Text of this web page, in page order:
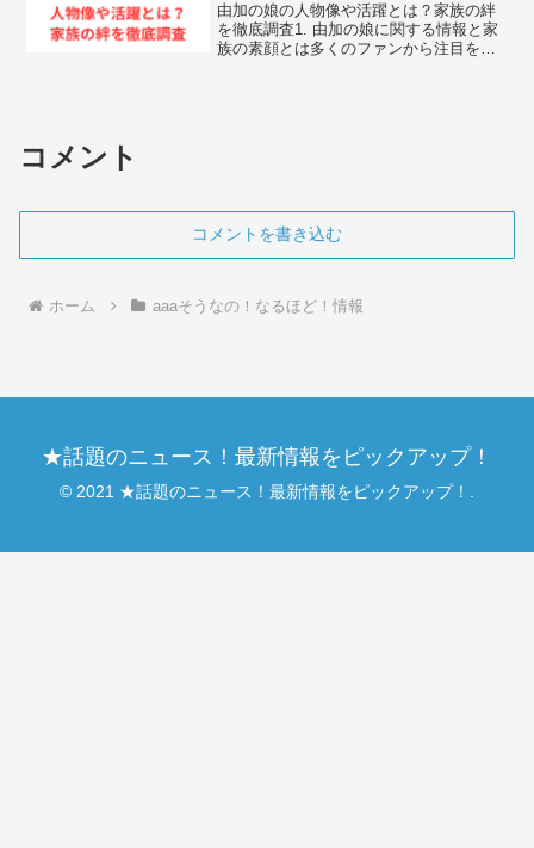
由加の娘の人物像や活躍とは？家族の絆
を徹底調査1. 由加の娘に関する情報と家
族の素顔とは多くのファンから注目を集
コメント
コメントを書き込む
ホーム aaaそうなの！なるほど！情報
★話題のニュース！最新情報をピックアップ！
© 2021 ★話題のニュース！最新情報をピックアップ！.